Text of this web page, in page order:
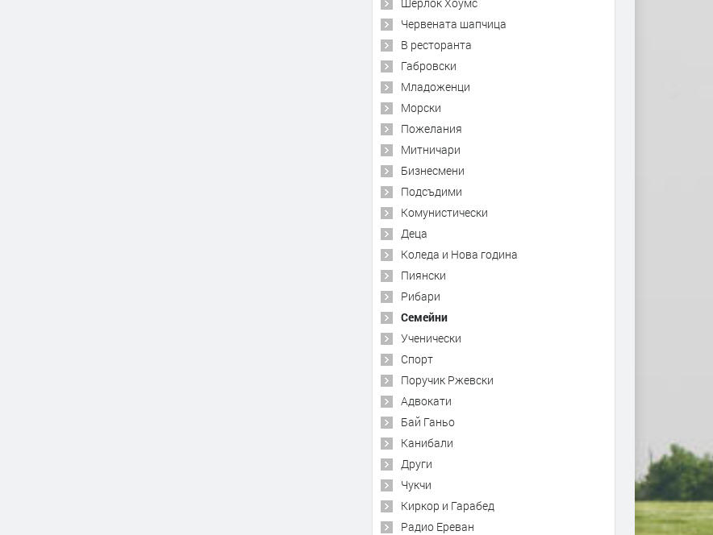
Червената шапчица
В ресторанта
Габровски
Младоженци
Морски
Пожелания
Митничари
Бизнесмени
Подсъдими
Комунистически
Деца
Коледа и Нова година
Пиянски
Рибари
Семейни
Ученически
Спорт
Поручик Ржевски
Адвокати
Бай Ганьо
Канибали
Други
Чукчи
Киркор и Гарабед
Радио Ереван